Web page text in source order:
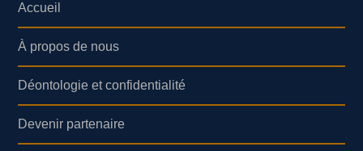
Accueil
À propos de nous
Déontologie et confidentialité
Devenir partenaire